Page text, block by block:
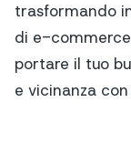
trasformando
di e-
portare il tuo
e vicinanza